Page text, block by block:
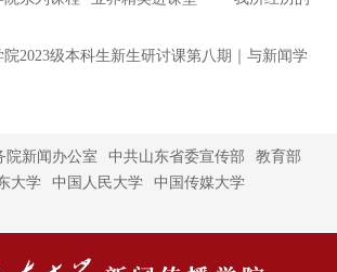
院2023级本科生新生研讨课第八期｜与新闻学
院新闻办公室 中共山东省委宣传部
教育部
大学 中国人民大学
中国传媒大学